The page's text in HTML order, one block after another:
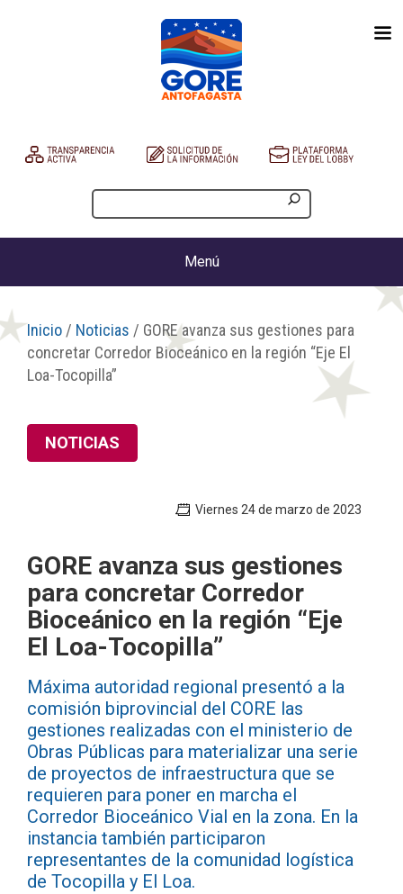
Menú
Inicio / Noticias / GORE avanza sus gestiones para
concretar Corredor Bioceánico en la región “Eje El
Loa-Tocopilla”
NOTICIAS
Viernes 24 de marzo de 2023
GORE avanza sus gestiones
para concretar Corredor
Bioceánico en la región “Eje
El Loa-Tocopilla”
Máxima autoridad regional presentó a la
comisión biprovincial del CORE las
gestiones realizadas con el ministerio de
Obras Públicas para materializar una serie
de proyectos de infraestructura que se
requieren para poner en marcha el
Corredor Bioceánico Vial en la zona. En la
instancia también participaron
representantes de la comunidad logística
de Tocopilla y El Loa.